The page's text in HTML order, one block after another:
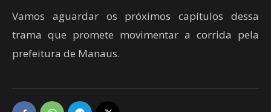
Vamos aguardar os próximos capítulos dessa
trama que promete movimentar a corrida pela
prefeitura de Manaus.